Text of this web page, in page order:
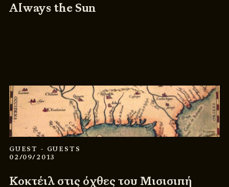
Always the Sun
GUEST - GUESTS
02/09/2013
Κοκτέιλ στις όχθες του Μισισιπή